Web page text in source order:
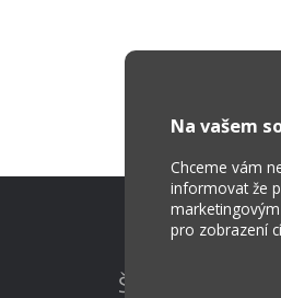
Na vašem
Chceme vám
informovat že
pro zobrazení
Škola Online